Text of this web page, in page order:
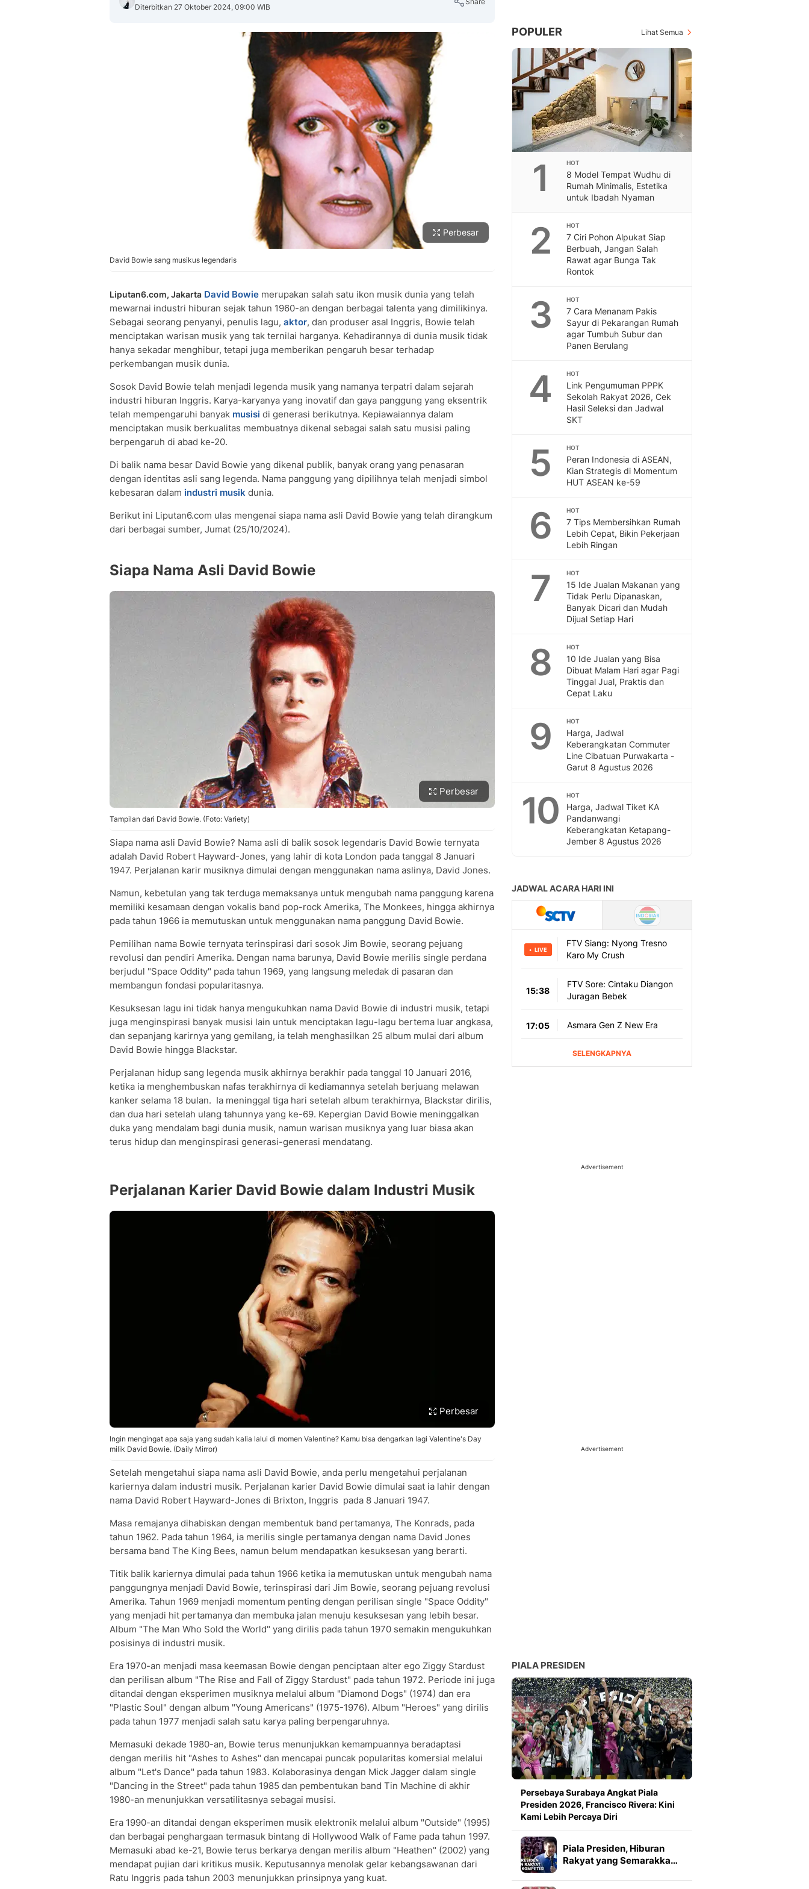
Diterbitkan 27 Oktober 2024, 09:00 WIB
Perbesar
David Bowie sang musikus legendaris
Liputan6.com, Jakarta David Bowie merupakan salah satu ikon musik dunia yang telah
mewarnai industri hiburan sejak tahun 1960-an dengan berbagai talenta yang dimilikinya.
Sebagai seorang penyanyi, penulis lagu, aktor, dan produser asal Inggris, Bowie telah
menciptakan warisan musik yang tak ternilai harganya. Kehadirannya di dunia musik tidak
hanya sekadar menghibur, tetapi juga memberikan pengaruh besar terhadap
perkembangan musik dunia.
Sosok David Bowie telah menjadi legenda musik yang namanya terpatri dalam sejarah
industri hiburan Inggris. Karya-karyanya yang inovatif dan gaya panggung yang eksentrik
telah mempengaruhi banyak musisi di generasi berikutnya. Kepiawaiannya dalam
menciptakan musik berkualitas membuatnya dikenal sebagai salah satu musisi paling
berpengaruh di abad ke-20.
Di balik nama besar David Bowie yang dikenal publik, banyak orang yang penasaran
dengan identitas asli sang legenda. Nama panggung yang dipilihnya telah menjadi simbol
kebesaran dalam industri musik dunia.
Berikut ini Liputan6.com ulas mengenai siapa nama asli David Bowie yang telah dirangkum
dari berbagai sumber, Jumat (25/10/2024).
Siapa Nama Asli David Bowie
Perbesar
Tampilan dari David Bowie. (Foto: Variety)
Siapa nama asli David Bowie? Nama asli di balik sosok legendaris David Bowie ternyata
adalah David Robert Hayward-Jones, yang lahir di kota London pada tanggal 8 Januari
1947. Perjalanan karir musiknya dimulai dengan menggunakan nama aslinya, David Jones.
Namun, kebetulan yang tak terduga memaksanya untuk mengubah nama panggung karena
memiliki kesamaan dengan vokalis band pop-rock Amerika, The Monkees, hingga akhirnya
pada tahun 1966 ia memutuskan untuk menggunakan nama panggung David Bowie.
Pemilihan nama Bowie ternyata terinspirasi dari sosok Jim Bowie, seorang pejuang
revolusi dan pendiri Amerika. Dengan nama barunya, David Bowie merilis single perdana
berjudul "Space Oddity" pada tahun 1969, yang langsung meledak di pasaran dan
membangun fondasi popularitasnya.
Kesuksesan lagu ini tidak hanya mengukuhkan nama David Bowie di industri musik, tetapi
juga menginspirasi banyak musisi lain untuk menciptakan lagu-lagu bertema luar angkasa,
dan sepanjang karirnya yang gemilang, ia telah menghasilkan 25 album mulai dari album
David Bowie hingga Blackstar.
Perjalanan hidup sang legenda musik akhirnya berakhir pada tanggal 10 Januari 2016,
ketika ia menghembuskan nafas terakhirnya di kediamannya setelah berjuang melawan
kanker selama 18 bulan. Ia meninggal tiga hari setelah album terakhirnya, Blackstar dirilis,
dan dua hari setelah ulang tahunnya yang ke-69. Kepergian David Bowie meninggalkan
duka yang mendalam bagi dunia musik, namun warisan musiknya yang luar biasa akan
terus hidup dan menginspirasi generasi-generasi mendatang.
Perjalanan Karier David Bowie dalam Industri Musik
Perbesar
Ingin mengingat apa saja yang sudah kalia lalui di momen Valentine? Kamu bisa dengarkan lagi Valentine's Day
milik David Bowie. (Daily Mirror)
Setelah mengetahui siapa nama asli David Bowie, anda perlu mengetahui perjalanan
kariernya dalam industri musik. Perjalanan karier David Bowie dimulai saat ia lahir dengan
nama David Robert Hayward-Jones di Brixton, Inggris pada 8 Januari 1947.
Masa remajanya dihabiskan dengan membentuk band pertamanya, The Konrads, pada
tahun 1962. Pada tahun 1964, ia merilis single pertamanya dengan nama David Jones
bersama band The King Bees, namun belum mendapatkan kesuksesan yang berarti.
Titik balik kariernya dimulai pada tahun 1966 ketika ia memutuskan untuk mengubah nama
panggungnya menjadi David Bowie, terinspirasi dari Jim Bowie, seorang pejuang revolusi
Amerika. Tahun 1969 menjadi momentum penting dengan perilisan single "Space Oddity"
yang menjadi hit pertamanya dan membuka jalan menuju kesuksesan yang lebih besar.
Album "The Man Who Sold the World" yang dirilis pada tahun 1970 semakin mengukuhkan
posisinya di industri musik.
Era 1970-an menjadi masa keemasan Bowie dengan penciptaan alter ego Ziggy Stardust
dan perilisan album "The Rise and Fall of Ziggy Stardust" pada tahun 1972. Periode ini juga
ditandai dengan eksperimen musiknya melalui album "Diamond Dogs" (1974) dan era
"Plastic Soul" dengan album "Young Americans" (1975-1976). Album "Heroes" yang dirilis
pada tahun 1977 menjadi salah satu karya paling berpengaruhnya.
Memasuki dekade 1980-an, Bowie terus menunjukkan kemampuannya beradaptasi
dengan merilis hit "Ashes to Ashes" dan mencapai puncak popularitas komersial melalui
album "Let's Dance" pada tahun 1983. Kolaborasinya dengan Mick Jagger dalam single
"Dancing in the Street" pada tahun 1985 dan pembentukan band Tin Machine di akhir
1980-an menunjukkan versatilitasnya sebagai musisi.
Era 1990-an ditandai dengan eksperimen musik elektronik melalui album "Outside" (1995)
dan berbagai penghargaan termasuk bintang di Hollywood Walk of Fame pada tahun 1997.
Memasuki abad ke-21, Bowie terus berkarya dengan merilis album "Heathen" (2002) yang
mendapat pujian dari kritikus musik. Keputusannya menolak gelar kebangsawanan dari
Ratu Inggris pada tahun 2003 menunjukkan prinsipnya yang kuat.
POPULER Lihat Semua
1 HOT
8 Model Tempat Wudhu di
Rumah Minimalis, Estetika
untuk Ibadah Nyaman
2 HOT
7 Ciri Pohon Alpukat Siap
Berbuah, Jangan Salah
Rawat agar Bunga Tak
Rontok
3 HOT
7 Cara Menanam Pakis
Sayur di Pekarangan Rumah
agar Tumbuh Subur dan
Panen Berulang
4 HOT
Link Pengumuman PPPK
Sekolah Rakyat 2026, Cek
Hasil Seleksi dan Jadwal
SKT
5 HOT
Peran Indonesia di ASEAN,
Kian Strategis di Momentum
HUT ASEAN ke-59
6 HOT
7 Tips Membersihkan Rumah
Lebih Cepat, Bikin Pekerjaan
Lebih Ringan
7 HOT
15 Ide Jualan Makanan yang
Tidak Perlu Dipanaskan,
Banyak Dicari dan Mudah
Dijual Setiap Hari
8 HOT
10 Ide Jualan yang Bisa
Dibuat Malam Hari agar Pagi
Tinggal Jual, Praktis dan
Cepat Laku
9 HOT
Harga, Jadwal
Keberangkatan Commuter
Line Cibatuan Purwakarta -
Garut 8 Agustus 2026
10 HOT
Harga, Jadwal Tiket KA
Pandanwangi
Keberangkatan Ketapang-
Jember 8 Agustus 2026
Advertisement
Advertisement
PIALA PRESIDEN
Persebaya Surabaya Angkat Piala
Presiden 2026, Francisco Rivera: Kini
Kami Lebih Percaya Diri
Piala Presiden, Hiburan
Rakyat yang Semarakka…